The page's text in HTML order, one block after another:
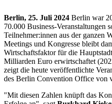
Berlin, 25. Juli 2024 Berlin war
70.000 Business-Veranstaltungen
Teilnehmer:innen aus der ganzen
Meetings und Kongresse bleibt
Wirtschaftsfaktor für die
Milliarden Euro erwirtschaftet
zeigt die heute veröffentlichte
des Berlin Convention Office von
"Mit diesen Zahlen knüpft das